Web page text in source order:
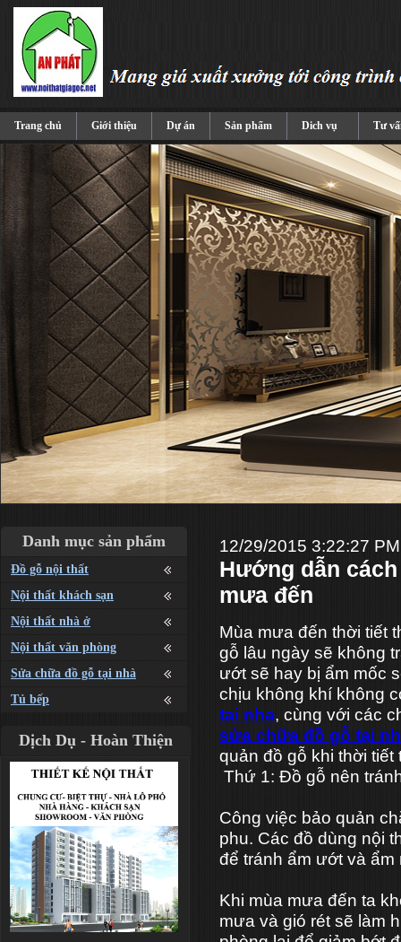
Trang chủ Giới thiệu Dự án Sản phẩm Dich vụ Tư
Danh mục sản phẩm
Đồ gỗ nội thất
Nội thất khách sạn
Nội thất nhà ở
Nội thất văn phòng
Sửa chữa đồ gỗ tại nhà
Tủ bếp
Dịch Dụ - Hoàn Thiện
12/29/2015 3:22:27 PM
Hướng dẫn
mưa đến
Mùa mưa đến thời tiết
gỗ lâu ngày sẽ không
ướt sẽ hay bị ẩm mốc
chịu không khí không
tai nha, cùng với các
sửa chữa đồ gỗ tại
quản đồ gỗ khi thời tiết
Thứ 1: Đồ gỗ nên
Công việc bảo quản
phu. Các đồ dùng nội
để tránh ẩm ướt và
Khi mùa mưa đến ta
mưa và gió rét sẽ làm